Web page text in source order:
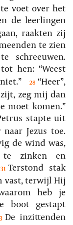
voet over het
de leerlingen
raakten zij
te zien
schreeuwen.
hen: “Weest
28 “Heer”,
zeg mij dan
moet komen.”
stapte uit
Jezus toe.
de wind was,
zinken en
31 Terstond stak
vast, terwijl Hij
heb je
boot gestapt
De inzittenden